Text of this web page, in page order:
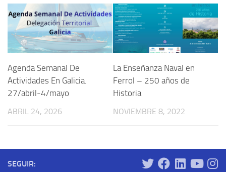
Agenda Semanal De
Actividades En Galicia.
27/abril-4/mayo
ABRIL 24, 2026
La Enseñanza Naval en
Ferrol – 250 años de
Historia
NOVIEMBRE 8, 2022
SEGUIR: